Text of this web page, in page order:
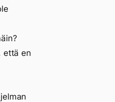
että en